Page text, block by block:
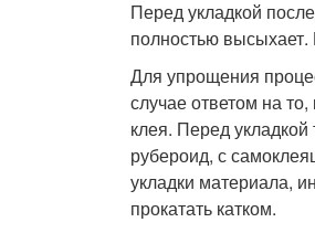
Перед укладкой
полностью высыхает.
Для упрощения
случае ответом на
клея. Перед
рубероид, с
укладки материала,
прокатать катком.